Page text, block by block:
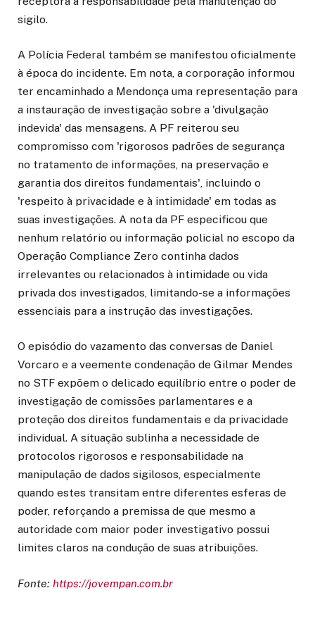
sigilo.
A Polícia Federal também se manifestou oficialmente
à época do incidente. Em nota, a corporação informou
ter encaminhado a Mendonça uma representação para
a instauração de investigação sobre a 'divulgação
indevida' das mensagens. A PF reiterou seu
compromisso com 'rigorosos padrões de segurança
no tratamento de informações, na preservação e
garantia dos direitos fundamentais', incluindo o
'respeito à privacidade e à intimidade' em todas as
suas investigações. A nota da PF especificou que
nenhum relatório ou informação policial no escopo da
Operação Compliance Zero continha dados
irrelevantes ou relacionados à intimidade ou vida
privada dos investigados, limitando-se a informações
essenciais para a instrução das investigações.
O episódio do vazamento das conversas de Daniel
Vorcaro e a veemente condenação de Gilmar Mendes
no STF expõem o delicado equilíbrio entre o poder de
investigação de comissões parlamentares e a
proteção dos direitos fundamentais e da privacidade
individual. A situação sublinha a necessidade de
protocolos rigorosos e responsabilidade na
manipulação de dados sigilosos, especialmente
quando estes transitam entre diferentes esferas de
poder, reforçando a premissa de que mesmo a
autoridade com maior poder investigativo possui
limites claros na condução de suas atribuições.
Fonte: https://jovempan.com.br